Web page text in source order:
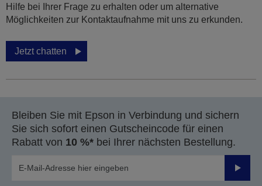
Hilfe bei Ihrer Frage zu erhalten oder um alternative
Möglichkeiten zur Kontaktaufnahme mit uns zu erkunden.
Jetzt chatten
Bleiben Sie mit Epson in Verbindung und sichern
Sie sich sofort einen Gutscheincode für einen
Rabatt von 10 %* bei Ihrer nächsten Bestellung.